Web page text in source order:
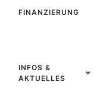
FINANZIERUNG
INFOS &
AKTUELLES